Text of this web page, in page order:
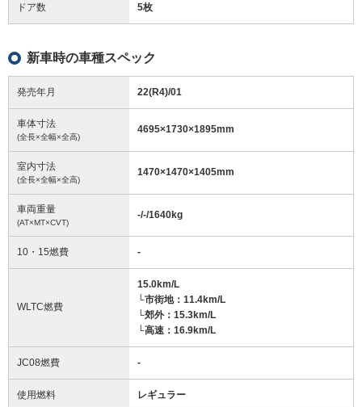
ドア数 5枚
新車時の車種スペック
発売年月 22(R4)/01
車体寸法
(全長×全幅×全高)
4695×1730×1895mm
室内寸法
(全長×全幅×全高)
1470×1470×1405mm
車両重量
(AT×MT×CVT)
-/-/1640kg
10・15燃費 -
WLTC燃費
15.0km/L
└市街地：11.4km/L
└郊外：15.3km/L
└高速：16.9km/L
JC08燃費 -
使用燃料 レギュラー